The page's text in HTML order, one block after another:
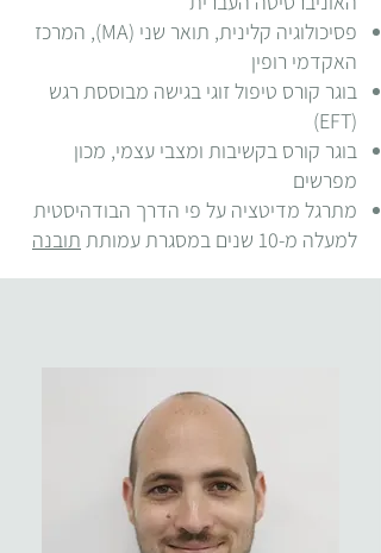
פסיכולוגיה קלינית, תואר שני (MA), המרכז
האקדמי רופין
בוגר קורס טיפול זוגי בגישה מבוססת רגש
(EFT)
בוגר קורס בקשיבות ומצבי עצמי, מכון
מפרשים
מתרגל מדיטציה על פי הדרך הבודהיסטית
למעלה מ-10 שנים במסגרת עמותת
תובנה